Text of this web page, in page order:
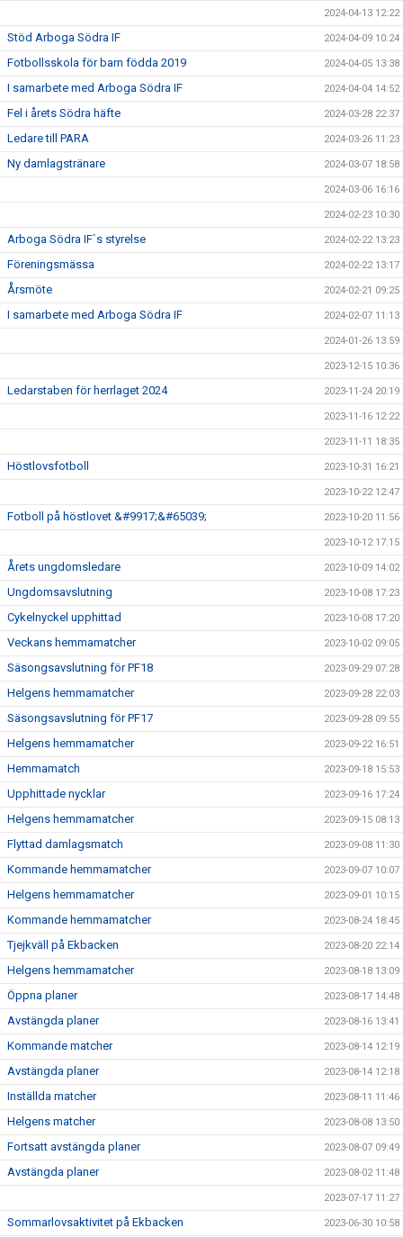
2024-04-13 12:22
Stöd Arboga Södra IF 2024-04-09 10:24
Fotbollsskola för barn födda 2019 2024-04-05 13:38
I samarbete med Arboga Södra IF 2024-04-04 14:52
Fel i årets Södra häfte 2024-03-28 22:37
Ledare till PARA 2024-03-26 11:23
Ny damlagstränare 2024-03-07 18:58
2024-03-06 16:16
2024-02-23 10:30
Arboga Södra IF`s styrelse 2024-02-22 13:23
Föreningsmässa 2024-02-22 13:17
Årsmöte 2024-02-21 09:25
I samarbete med Arboga Södra IF 2024-02-07 11:13
2024-01-26 13:59
2023-12-15 10:36
Ledarstaben för herrlaget 2024 2023-11-24 20:19
2023-11-16 12:22
2023-11-11 18:35
Höstlovsfotboll 2023-10-31 16:21
2023-10-22 12:47
Fotboll på höstlovet &#9917;&#65039; 2023-10-20 11:56
2023-10-12 17:15
Årets ungdomsledare 2023-10-09 14:02
Ungdomsavslutning 2023-10-08 17:23
Cykelnyckel upphittad 2023-10-08 17:20
Veckans hemmamatcher 2023-10-02 09:05
Säsongsavslutning för PF18 2023-09-29 07:28
Helgens hemmamatcher 2023-09-28 22:03
Säsongsavslutning för PF17 2023-09-28 09:55
Helgens hemmamatcher 2023-09-22 16:51
Hemmamatch 2023-09-18 15:53
Upphittade nycklar 2023-09-16 17:24
Helgens hemmamatcher 2023-09-15 08:13
Flyttad damlagsmatch 2023-09-08 11:30
Kommande hemmamatcher 2023-09-07 10:07
Helgens hemmamatcher 2023-09-01 10:15
Kommande hemmamatcher 2023-08-24 18:45
Tjejkväll på Ekbacken 2023-08-20 22:14
Helgens hemmamatcher 2023-08-18 13:09
Öppna planer 2023-08-17 14:48
Avstängda planer 2023-08-16 13:41
Kommande matcher 2023-08-14 12:19
Avstängda planer 2023-08-14 12:18
Inställda matcher 2023-08-11 11:46
Helgens matcher 2023-08-08 13:50
Fortsatt avstängda planer 2023-08-07 09:49
Avstängda planer 2023-08-02 11:48
2023-07-17 11:27
Sommarlovsaktivitet på Ekbacken 2023-06-30 10:58